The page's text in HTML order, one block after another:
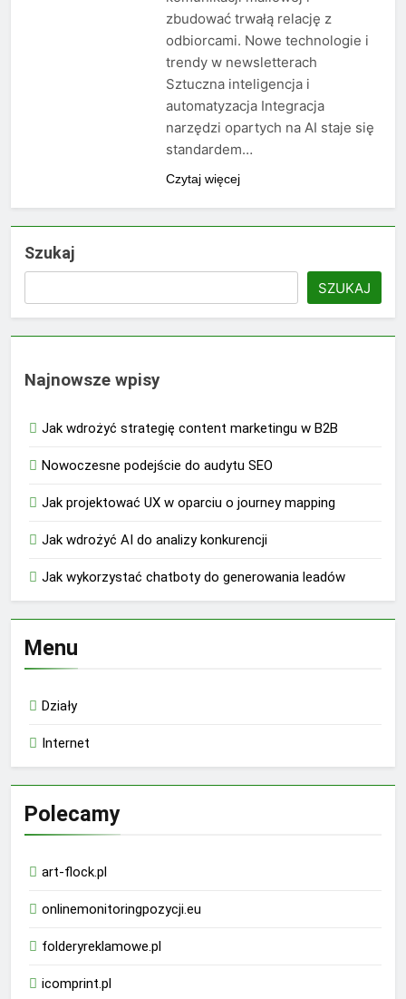
zbudować trwałą relację z
odbiorcami. Nowe technologie i
trendy w newsletterach
Sztuczna inteligencja i
automatyzacja Integracja
narzędzi opartych na AI staje się
standardem…
Czytaj więcej
Szukaj
SZUKAJ
Najnowsze wpisy
Jak wdrożyć strategię content marketingu w B2B
Nowoczesne podejście do audytu SEO
Jak projektować UX w oparciu o journey mapping
Jak wdrożyć AI do analizy konkurencji
Jak wykorzystać chatboty do generowania leadów
Menu
Działy
Internet
Polecamy
art-flock.pl
onlinemonitoringpozycji.eu
folderyreklamowe.pl
icomprint.pl